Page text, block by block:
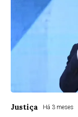
Justiça Há 3 meses